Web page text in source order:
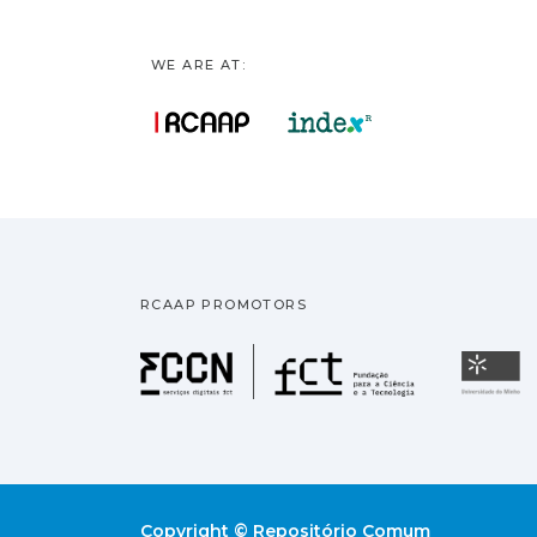
WE ARE AT:
RCAAP PROMOTORS
Fundação
Copyright © Repositório Comum